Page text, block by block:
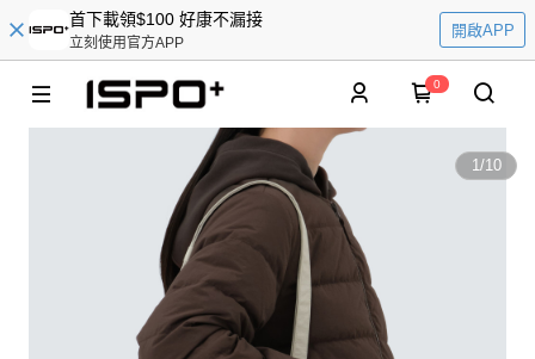
首下載領$100 好康不漏接
立刻使用官方APP
開啟APP
0
1/10